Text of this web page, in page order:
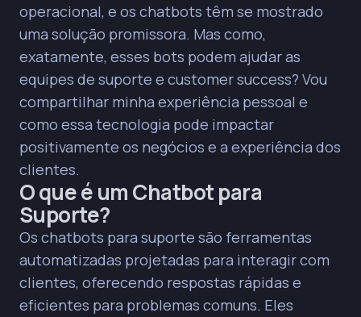
agentes humanos é crucial; dificultar o acesso a
eles gera frustração e impacta negativamente a
experiência do cliente.
Apesar de 75% de respostas corretas, apenas
40% das interações são resolvidas pelo bot,
indicando que a confiança do cliente e a busca
por validação humana são fatores importantes.
O ROI máximo com chatbots é alcançado pelo
equilíbrio entre automação e satisfação do
cliente, não pela automação excessiva.
Monitorar a duração média de sessão
(idealmente abaixo de 30 segundos para
resolução ou encaminhamento) é um indicador
valioso para medir o sucesso e a experiência do
cliente com o bot.
Educar os clientes sobre a utilidade do chatbot e
garantir a opção de falar com um agente
operacional, e os chatbots têm se mostrado
uma solução promissora. Mas como,
exatamente, esses bots podem ajudar as
equipes de suporte e customer success? Vou
compartilhar minha experiência pessoal e
como essa tecnologia pode impactar
positivamente os negócios e a experiência dos
clientes.
O que é um Chatbot para
Suporte?
Os chatbots para suporte são ferramentas
automatizadas projetadas para interagir com
clientes, oferecendo respostas rápidas e
eficientes para problemas comuns. Eles